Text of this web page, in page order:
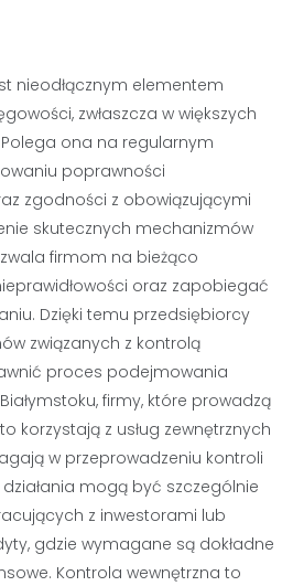
nieodłącznym elementem
zwłaszcza w większych
ona na regularnym
poprawności
zgodności z obowiązującymi
skutecznych mechanizmów
firmom na bieżąco
oraz zapobiegać
Dzięki temu przedsiębiorcy
związanych z kontrolą
proces podejmowania
firmy, które prowadzą
korzystają z usług zewnętrznych
w przeprowadzeniu kontroli
mogą być szczególnie
z inwestorami lub
gdzie wymagane są dokładne
Kontrola wewnętrzna to